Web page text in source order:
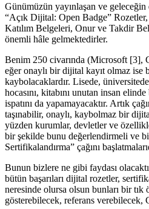
Günümüzün yayınlaşan ve
“Açık Dijital: Open Badge”
Katılım Belgeleri, Onur ve Takdir
önemli hâle gelmektedirler.
Benim 250 civarında (Microsoft [3],
eğer onaylı bir dijital kayıt olmaz
kaybolacaklardır. Lisede, üniversitede
hocasını, kitabını unutan insan
ispatını da yapamayacaktır. Artık
taşınabilir, onaylı, kaybolmaz bir
yüzden kurumlar, devletler ve
bir şekilde bunu değerlendirmeli ve
Sertifikalandırma” çağını
Bunun bizlere ne gibi faydası
bütün başarıları dijital rozetler,
neresinde olursa olsun bunları bir tık
gösterebilecek, referans verebilecek,